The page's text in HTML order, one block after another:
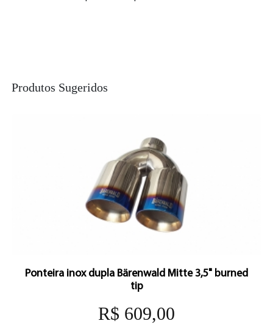
Produtos Sugeridos
Ponteira inox dupla Bärenwald Mitte 3,5" burned
tip
R$ 609,00